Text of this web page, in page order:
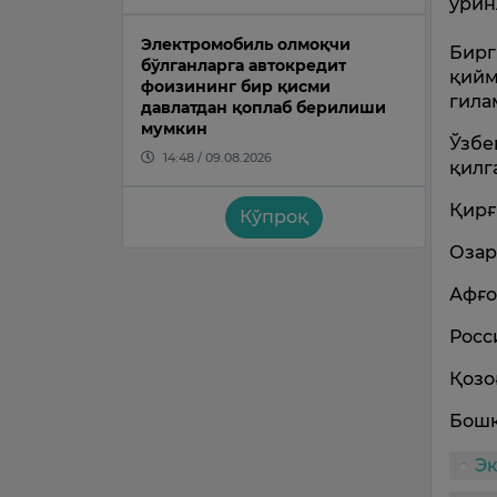
Электромобиль олмоқчи
бўлганларга автокредит
фоизининг бир қисми
давлатдан қоплаб берилиши
мумкин
14:48 / 09.08.2026
Кўпроқ